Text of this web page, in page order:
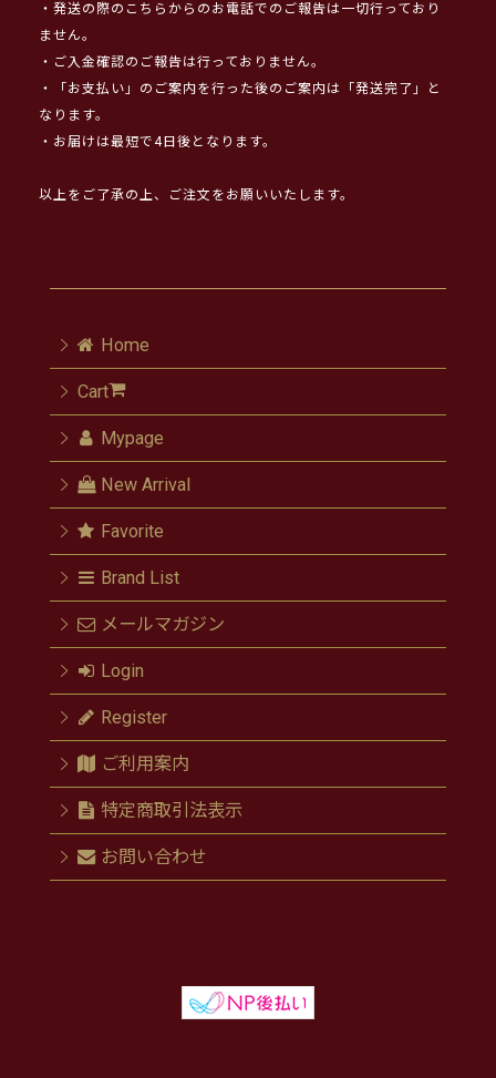
・発送の際のこちらからのお電話でのご報告は一切行っており
ません。
・ご入金確認のご報告は行っておりません。
・「お支払い」のご案内を行った後のご案内は「発送完了」と
なります。
・お届けは最短で4日後となります。
以上をご了承の上、ご注文をお願いいたします。
Home
Cart
Mypage
New Arrival
Favorite
Brand List
メールマガジン
Login
Register
ご利用案内
特定商取引法表示
お問い合わせ